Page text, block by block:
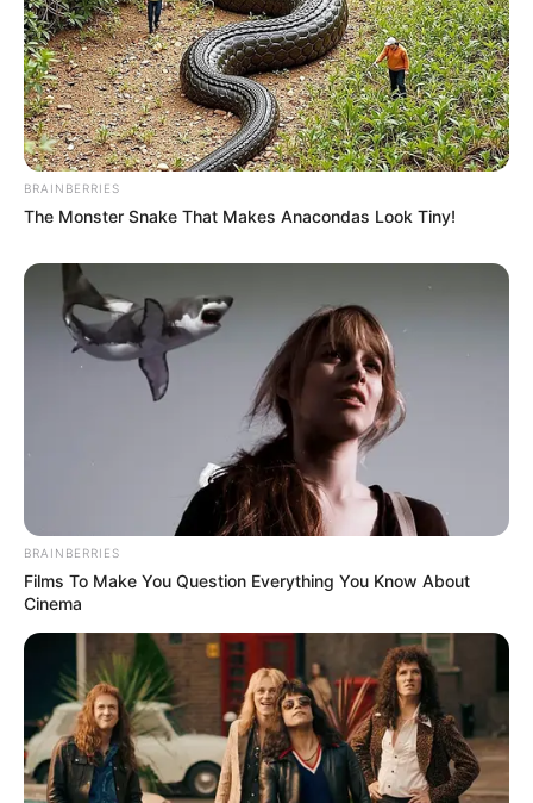
BRAINBERRIES
The Monster Snake That Makes Anacondas Look Tiny!
BRAINBERRIES
Films To Make You Question Everything You Know About
Cinema